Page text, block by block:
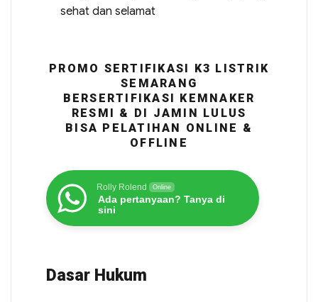
sehat dan selamat
PROMO SERTIFIKASI K3 LISTRIK
SEMARANG
BERSERTIFIKASI KEMNAKER
RESMI & DI JAMIN LULUS
BISA PELATIHAN ONLINE &
OFFLINE
Rolly Rolend Online
Ada pertanyaan? Tanya di
sini
Dasar Hukum